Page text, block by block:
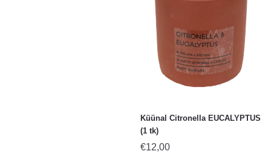
Küünal Citronella EUCALYPTUS
(1 tk)
€12,00